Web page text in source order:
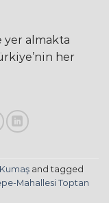
yer almakta
her
and tagged
Mahallesi Toptan